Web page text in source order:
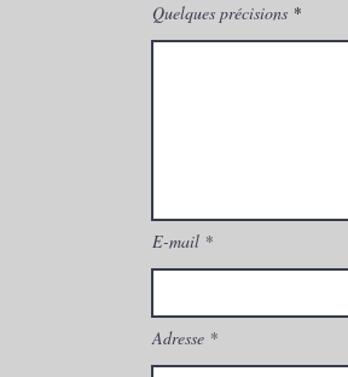
Quelques précisions
E-mail
Adresse